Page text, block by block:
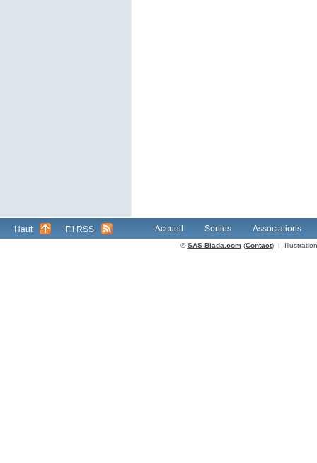
Haut Fil RSS Accueil Sorties Associations
©SAS Blada.com(Contact) |